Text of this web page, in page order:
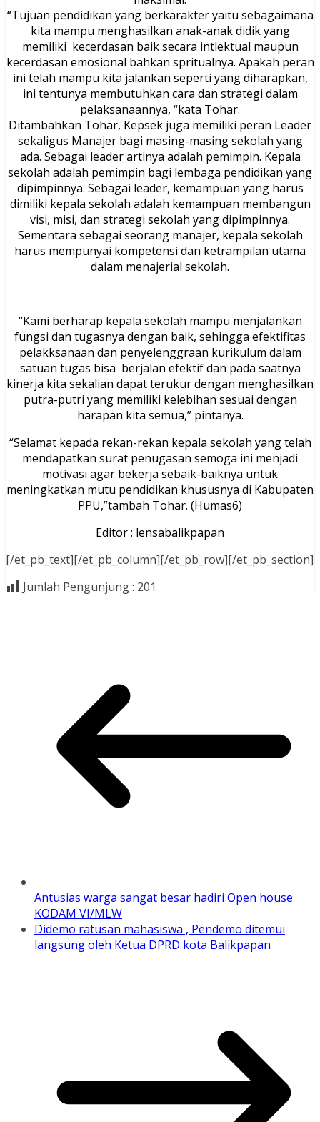
“Tujuan pendidikan yang berkarakter yaitu sebagaimana
kita mampu menghasilkan anak-anak didik yang
memiliki kecerdasan baik secara intlektual maupun
kecerdasan emosional bahkan spritualnya. Apakah peran
ini telah mampu kita jalankan seperti yang diharapkan,
ini tentunya membutuhkan cara dan strategi dalam
pelaksanaannya, “kata Tohar.
Ditambahkan Tohar, Kepsek juga memiliki peran Leader
sekaligus Manajer bagi masing-masing sekolah yang
ada. Sebagai leader artinya adalah pemimpin. Kepala
sekolah adalah pemimpin bagi lembaga pendidikan yang
dipimpinnya. Sebagai leader, kemampuan yang harus
dimiliki kepala sekolah adalah kemampuan membangun
visi, misi, dan strategi sekolah yang dipimpinnya.
Sementara sebagai seorang manajer, kepala sekolah
harus mempunyai kompetensi dan ketrampilan utama
dalam menajerial sekolah.
“Kami berharap kepala sekolah mampu menjalankan
fungsi dan tugasnya dengan baik, sehingga efektifitas
pelakksanaan dan penyelenggraan kurikulum dalam
satuan tugas bisa berjalan efektif dan pada saatnya
kinerja kita sekalian dapat terukur dengan menghasilkan
putra-putri yang memiliki kelebihan sesuai dengan
harapan kita semua,” pintanya.
“Selamat kepada rekan-rekan kepala sekolah yang telah
mendapatkan surat penugasan semoga ini menjadi
motivasi agar bekerja sebaik-baiknya untuk
meningkatkan mutu pendidikan khususnya di Kabupaten
PPU,”tambah Tohar. (Humas6)
Editor : lensabalikpapan
[/et_pb_text][/et_pb_column][/et_pb_row][/et_pb_section]
Jumlah Pengunjung : 201
Antusias warga sangat besar hadiri Open house
KODAM VI/MLW
Didemo ratusan mahasiswa , Pendemo ditemui
langsung oleh Ketua DPRD kota Balikpapan